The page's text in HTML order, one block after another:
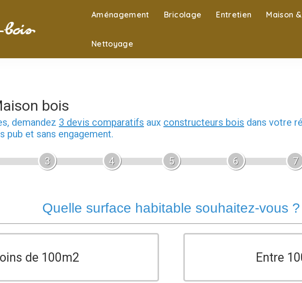
Aménagement Bricolage Entretien Maison
Nettoyage
bois
demandez 3 devis comparatifs aux constructeurs bois dans votre
pub et sans engagement.
3 4 5 6 7
Quelle surface habitable souhaitez-vous ?
de 100m2 Entre